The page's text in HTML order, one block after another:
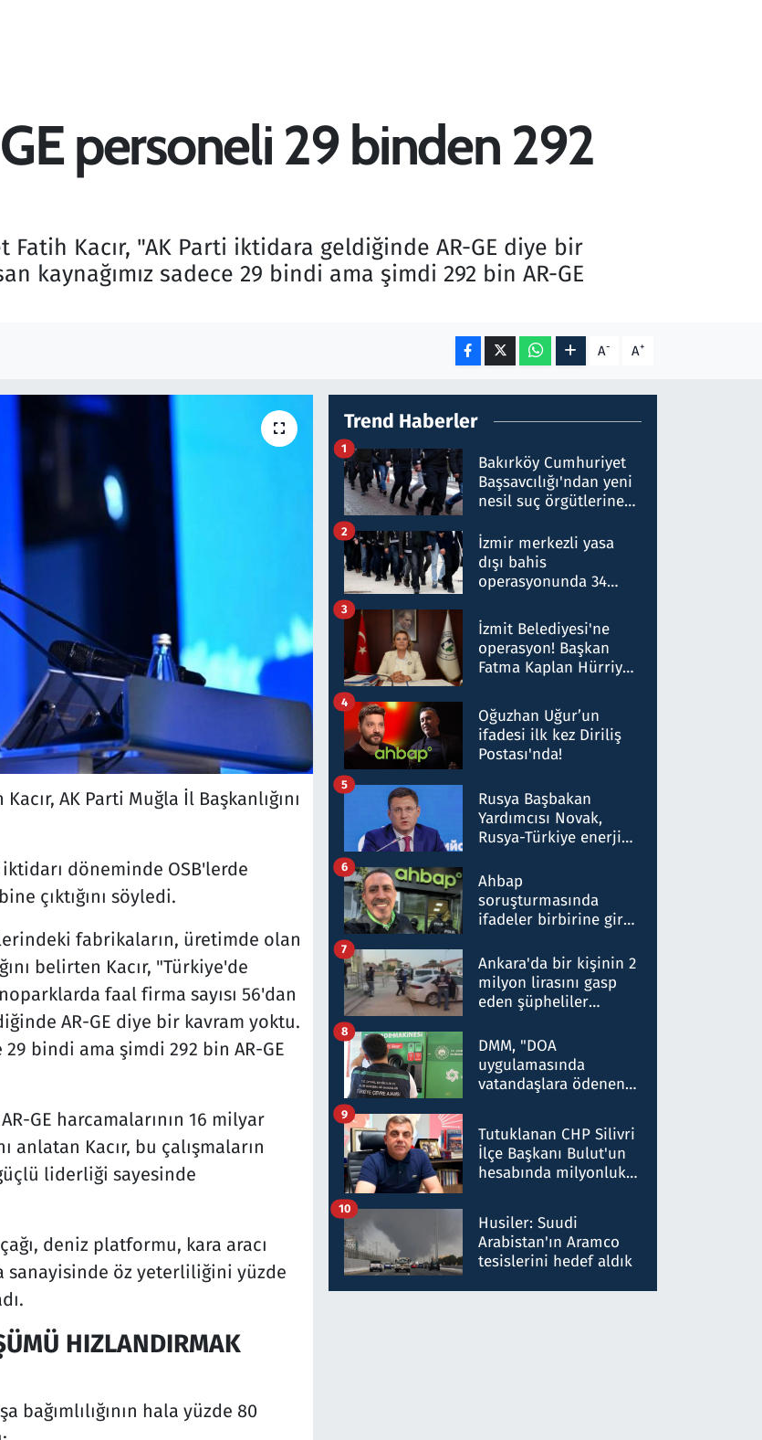
personeli 29 binden 292
Fatih Kacır, "AK Parti iktidara geldiğinde AR-GE diye bir
kaynağımız sadece 29 bindi ama şimdi 292 bin AR-GE
A- A+
AK Parti Muğla İl Başkanlığını
iktidarı döneminde OSB'lerde
çıktığını söyledi.
fabrikaların, üretimde olan
belirten Kacır, "Türkiye'de
faal firma sayısı 56'dan
AR-GE diye bir kavram yoktu.
29 bindi ama şimdi 292 bin AR-GE
GE harcamalarının 16 milyar
anlatan Kacır, bu çalışmaların
liderliği sayesinde
deniz platformu, kara aracı
sanayisinde öz yeterliliğini yüzde
HIZLANDIRMAK
hala yüzde 80
Trend Haberler
Bakırköy Cumhuriyet
Başsavcılığı'ndan yeni
nesil suç örgütlerine
hakkında gözaltı kararı
1
İzmir merkezli yasa
dışı bahis
operasyonunda 34
Milyar liralık para
trafiği tespit edildi
2
İzmit Belediyesi'ne
operasyon! Başkan
Fatma Kaplan Hürriyet
3
Oğuzhan Uğur’un
ifadesi ilk kez Diriliş
Postası'nda!
4
Rusya Başbakan
Yardımcısı Novak,
Rusya-Türkiye enerji
nitelikte olduğunu
belirtti
5
Ahbap
soruşturmasında
ifadeler birbirine girdi:
ifadelerinden ortaya
çıkan tablo şok etti
6
Ankara'da bir kişinin 2
milyon lirasını gasp
eden şüpheliler
7
DMM, "DOA
uygulamasında
vatandaşlara ödenen
düşürüldüğü" iddiasını
yalanladı
8
Tutuklanan CHP Silivri
İlçe Başkanı Bulut'un
hesabında milyonluk
talimat verdi, ben
gönderdim
9
Husiler: Suudi
Arabistan'ın Aramco
tesislerini hedef aldık
10